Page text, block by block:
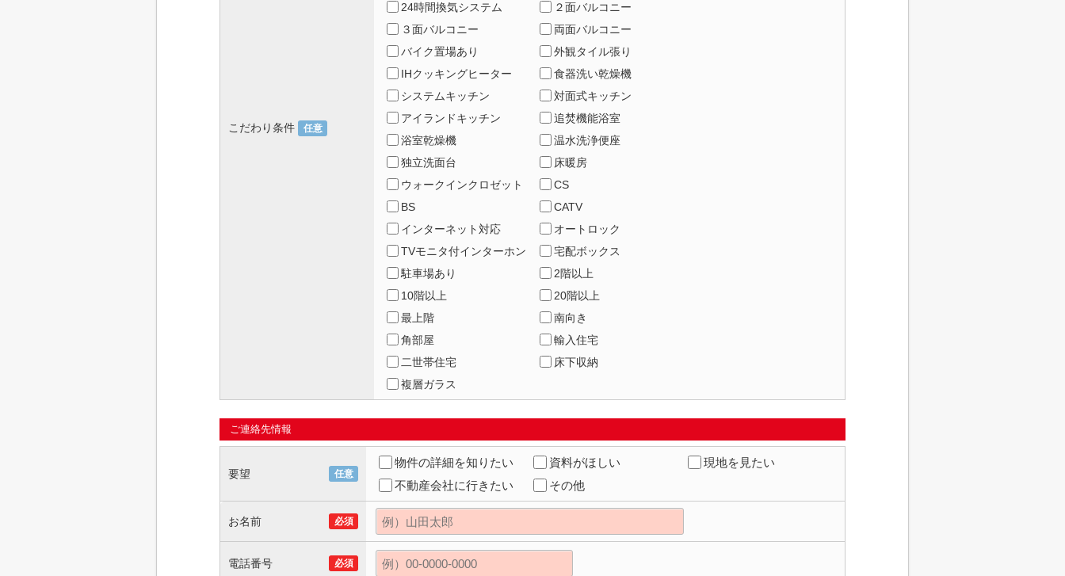
こだわり条件 任意
24時間換気システム
２面バルコニー
３面バルコニー
両面バルコニー
バイク置場あり
外観タイル張り
IHクッキングヒーター
食器洗い乾燥機
システムキッチン
対面式キッチン
アイランドキッチン
追焚機能浴室
浴室乾燥機
温水洗浄便座
独立洗面台
床暖房
ウォークインクロゼット
CS
BS
CATV
インターネット対応
オートロック
TVモニタ付インターホン
宅配ボックス
駐車場あり
2階以上
10階以上
20階以上
最上階
南向き
角部屋
輸入住宅
二世帯住宅
床下収納
複層ガラス
ご連絡先情報
要望 任意
物件の詳細を知りたい 資料がほしい
現地を見たい
不動産会社に行きたい
その他
お名前 必須
電話番号 必須